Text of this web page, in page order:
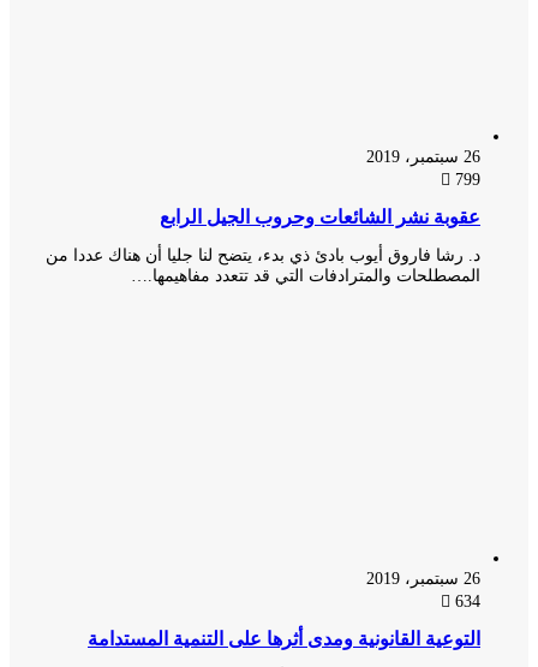
عقوبة نشر الشائعات وحروب الجيل الرابع
د. رشا فاروق أيوب بادئ ذي بدء، يتضح لنا جليا أن هناك عددا من
المصطلحات والمترادفات التي قد تتعدد مفاهيمها.…
التوعية القانونية ومدى أثرها على التنمية المستدامة